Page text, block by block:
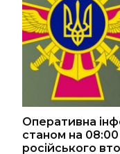
Оперативна
станом на
російського